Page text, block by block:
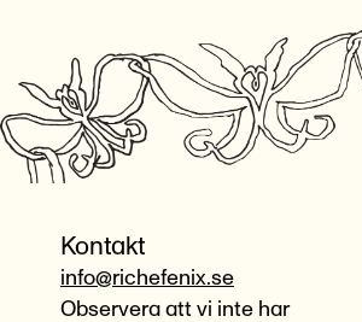
Kontakt
info@richefenix.se
Observera att vi inte har